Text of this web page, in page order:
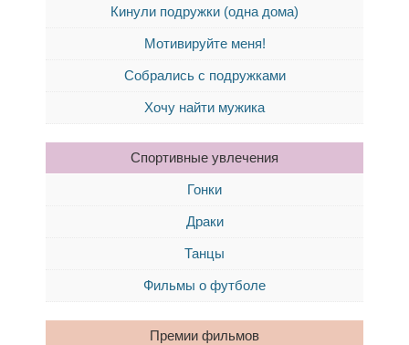
Кинули подружки (одна дома)
Мотивируйте меня!
Собрались с подружками
Хочу найти мужика
Спортивные увлечения
Гонки
Драки
Танцы
Фильмы о футболе
Премии фильмов